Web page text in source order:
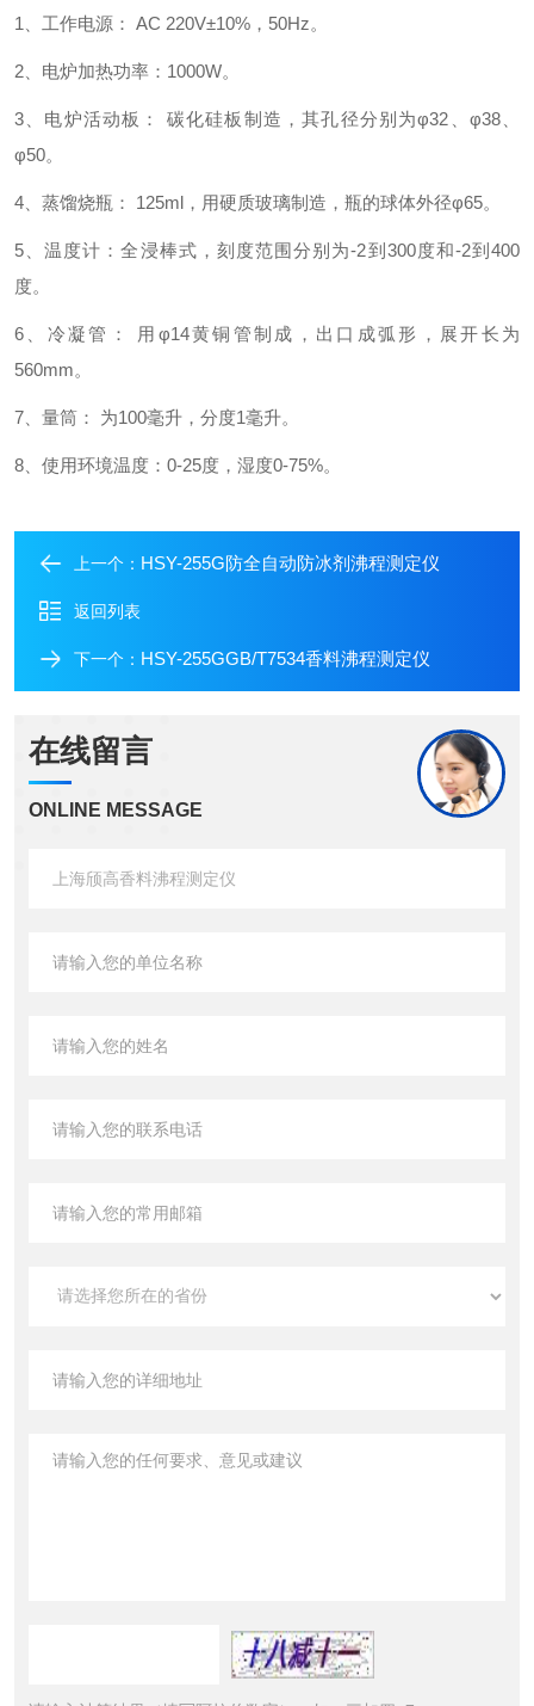
1、工作电源： AC 220V±10%，50Hz。
2、电炉加热功率：1000W。
3、电炉活动板： 碳化硅板制造，其孔径分别为φ32、φ38、
φ50。
4、蒸馏烧瓶： 125ml，用硬质玻璃制造，瓶的球体外径φ65。
5、温度计：全浸棒式，刻度范围分别为-2到300度和-2到400
度。
6、冷凝管： 用φ14黄铜管制成，出口成弧形，展开长为
560mm。
7、量筒： 为100毫升，分度1毫升。
8、使用环境温度：0-25度，湿度0-75%。
上一个： HSY-255G防全自动防冰剂沸程测定仪
返回列表
下一个： HSY-255GGB/T7534香料沸程测定仪
在线留言
ONLINE MESSAGE